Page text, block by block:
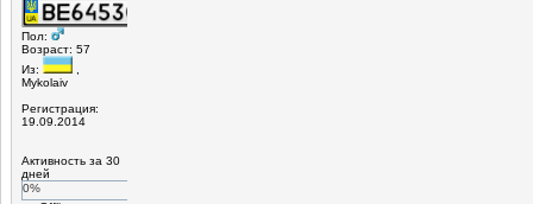
Пол:
Возраст: 57
Из:
,
Mykolaiv
Регистрация:
19.09.2014
Активность за 30
дней
0%